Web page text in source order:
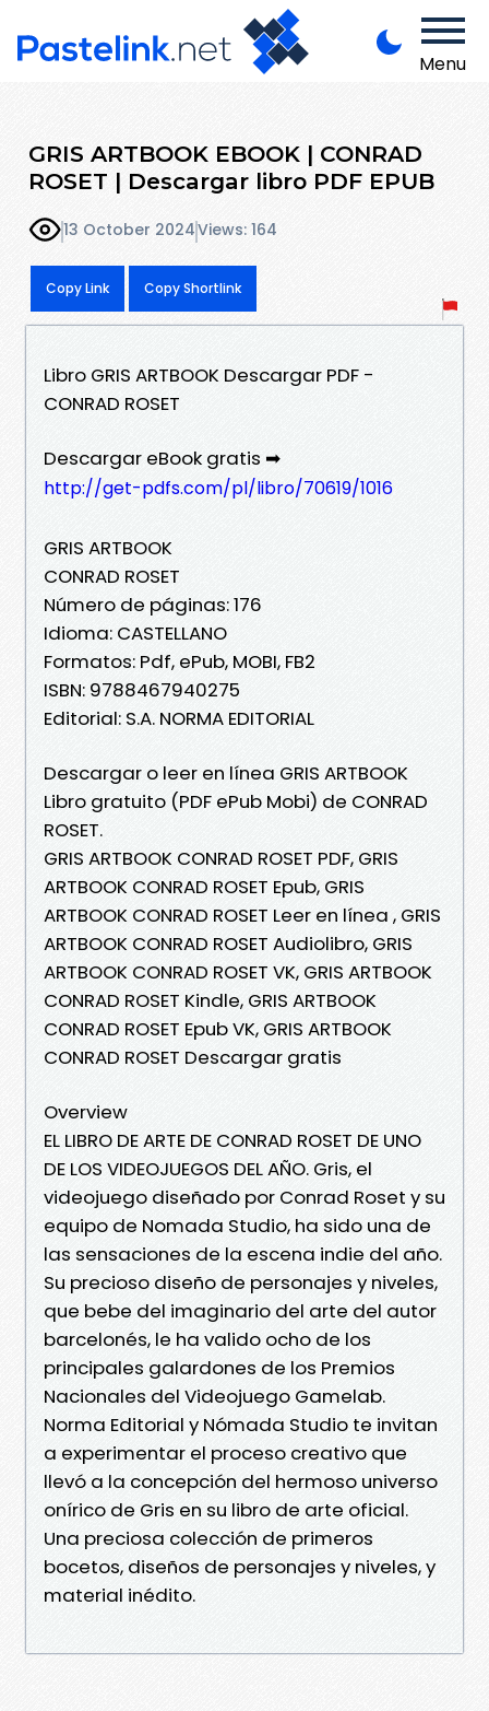
Menu
GRIS ARTBOOK EBOOK | CONRAD
ROSET | Descargar libro PDF EPUB
13 October 2024Views: 164
Copy Link Copy Shortlink
Libro GRIS ARTBOOK Descargar PDF -
CONRAD ROSET
Descargar eBook gratis ➡
http://get-pdfs.com/pl/libro/70619/1016
GRIS ARTBOOK
CONRAD ROSET
Número de páginas: 176
Idioma: CASTELLANO
Formatos: Pdf, ePub, MOBI, FB2
ISBN: 9788467940275
Editorial: S.A. NORMA EDITORIAL
Descargar o leer en línea GRIS ARTBOOK
Libro gratuito (PDF ePub Mobi) de CONRAD
ROSET.
GRIS ARTBOOK CONRAD ROSET PDF, GRIS
ARTBOOK CONRAD ROSET Epub, GRIS
ARTBOOK CONRAD ROSET Leer en línea , GRIS
ARTBOOK CONRAD ROSET Audiolibro, GRIS
ARTBOOK CONRAD ROSET VK, GRIS ARTBOOK
CONRAD ROSET Kindle, GRIS ARTBOOK
CONRAD ROSET Epub VK, GRIS ARTBOOK
CONRAD ROSET Descargar gratis
Overview
EL LIBRO DE ARTE DE CONRAD ROSET DE UNO
DE LOS VIDEOJUEGOS DEL AÑO. Gris, el
videojuego diseñado por Conrad Roset y su
equipo de Nomada Studio, ha sido una de
las sensaciones de la escena indie del año.
Su precioso diseño de personajes y niveles,
que bebe del imaginario del arte del autor
barcelonés, le ha valido ocho de los
principales galardones de los Premios
Nacionales del Videojuego Gamelab.
Norma Editorial y Nómada Studio te invitan
a experimentar el proceso creativo que
llevó a la concepción del hermoso universo
onírico de Gris en su libro de arte oficial.
Una preciosa colección de primeros
bocetos, diseños de personajes y niveles, y
material inédito.